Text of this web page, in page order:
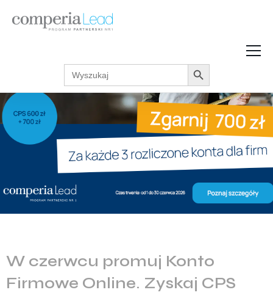
Strefa Wiedzy
Podcasty
Zarabiaj w internecie
Akcje promocyjne
Regulaminy
Search
for:
Search Button
W czerwcu promuj Konto
Firmowe Online. Zyskaj CPS